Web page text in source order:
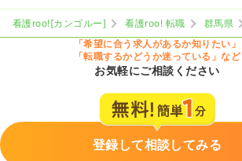
看護roo![カンゴルー] 看護roo! 転職 群馬県
「希望に合う求人があるか知りたい」
「転職するかどうか迷っている」など
お気軽にご相談ください
登録して相談してみる